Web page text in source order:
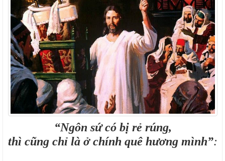
“Ngôn sứ có bị rẻ rúng,
thì cũng chỉ là ở chính quê hương mình”: